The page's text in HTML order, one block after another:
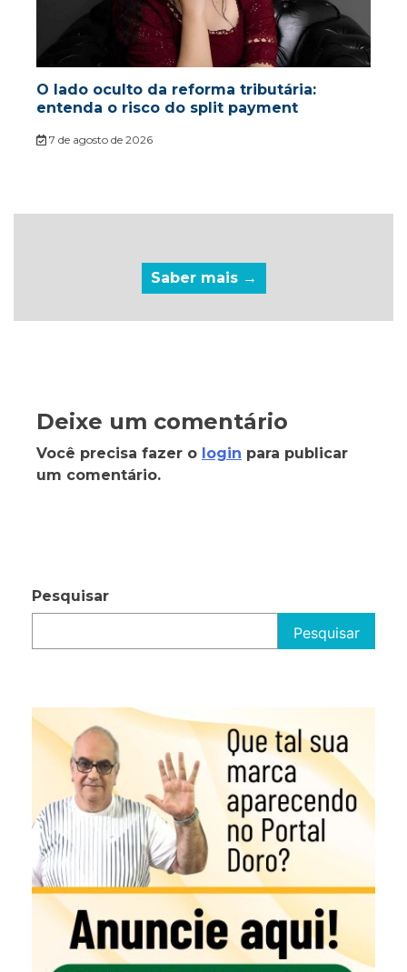
O lado oculto da reforma tributária:
entenda o risco do split payment
7 de agosto de 2026
Saber mais →
Deixe um comentário
Você precisa fazer o login para publicar
um comentário.
Pesquisar
Pesquisar